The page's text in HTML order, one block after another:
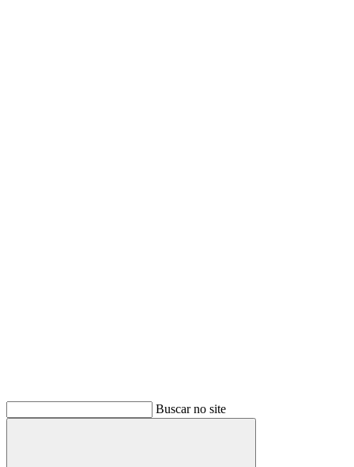
Buscar no site